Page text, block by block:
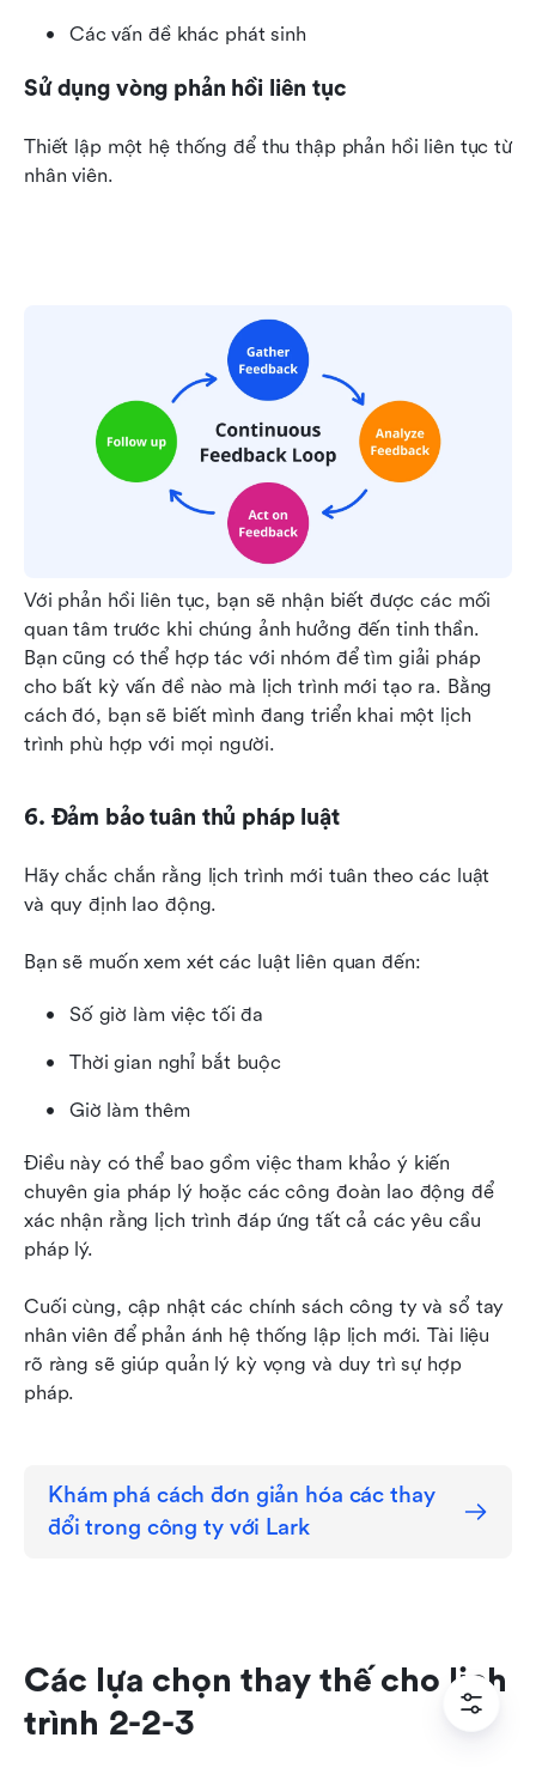
Các vấn đề khác phát sinh
Sử dụng vòng phản hồi liên tục
Thiết lập một hệ thống để thu thập phản hồi liên tục từ
nhân viên.
Với phản hồi liên tục, bạn sẽ nhận biết được các mối
quan tâm trước khi chúng ảnh hưởng đến tinh thần.
Bạn cũng có thể hợp tác với nhóm để tìm giải pháp
cho bất kỳ vấn đề nào mà lịch trình mới tạo ra. Bằng
cách đó, bạn sẽ biết mình đang triển khai một lịch
trình phù hợp với mọi người.
6. Đảm bảo tuân thủ pháp luật
Hãy chắc chắn rằng lịch trình mới tuân theo các luật
và quy định lao động.
Bạn sẽ muốn xem xét các luật liên quan đến:
Số giờ làm việc tối đa
Thời gian nghỉ bắt buộc
Giờ làm thêm
Điều này có thể bao gồm việc tham khảo ý kiến
chuyên gia pháp lý hoặc các công đoàn lao động để
xác nhận rằng lịch trình đáp ứng tất cả các yêu cầu
pháp lý.
Cuối cùng, cập nhật các chính sách công ty và sổ tay
nhân viên để phản ánh hệ thống lập lịch mới. Tài liệu
rõ ràng sẽ giúp quản lý kỳ vọng và duy trì sự hợp
pháp.
Khám phá cách đơn giản hóa các thay
đổi trong công ty với Lark
Các lựa chọn thay thế cho lịch
trình 2-2-3